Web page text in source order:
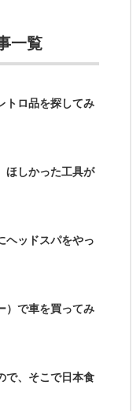
一覧
トロ品を探してみ
ほしかった工具が
ヘッドスパをやっ
）で車を買ってみ
で、そこで日本食